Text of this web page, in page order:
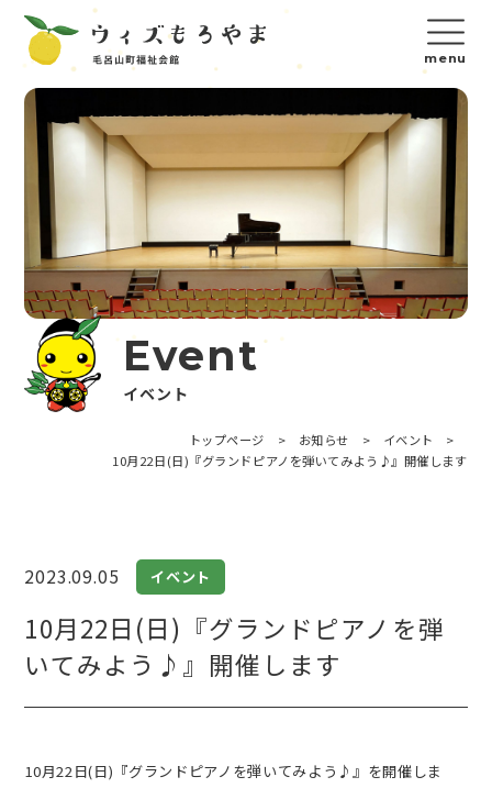
Event
イベント
トップページ > お知らせ > イベント
>
10月22日(日)『グランドピアノを弾いてみよう♪』開催します
2023.09.05 イベント
10月22日(日)『グランドピアノを弾
いてみよう♪』開催します
10月22日(日)『グランドピアノを弾いてみよう♪』を開催しま